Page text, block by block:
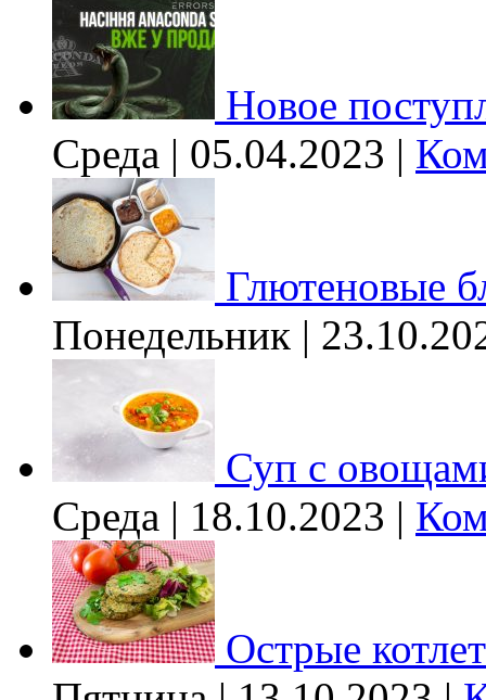
Новое
Среда | 05.04.2023 |
Глютеновые
Понедельник |
Суп с
Среда | 18.10.2023 |
Острые